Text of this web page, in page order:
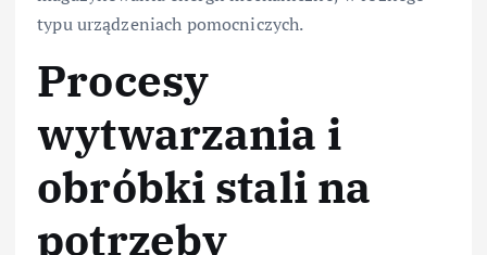
typu urządzeniach pomocniczych.
Procesy
wytwarzania i
obróbki stali na
potrzeby